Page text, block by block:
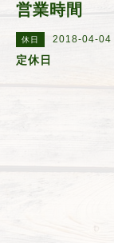
営業時間
休日 2018-04-04
定休日